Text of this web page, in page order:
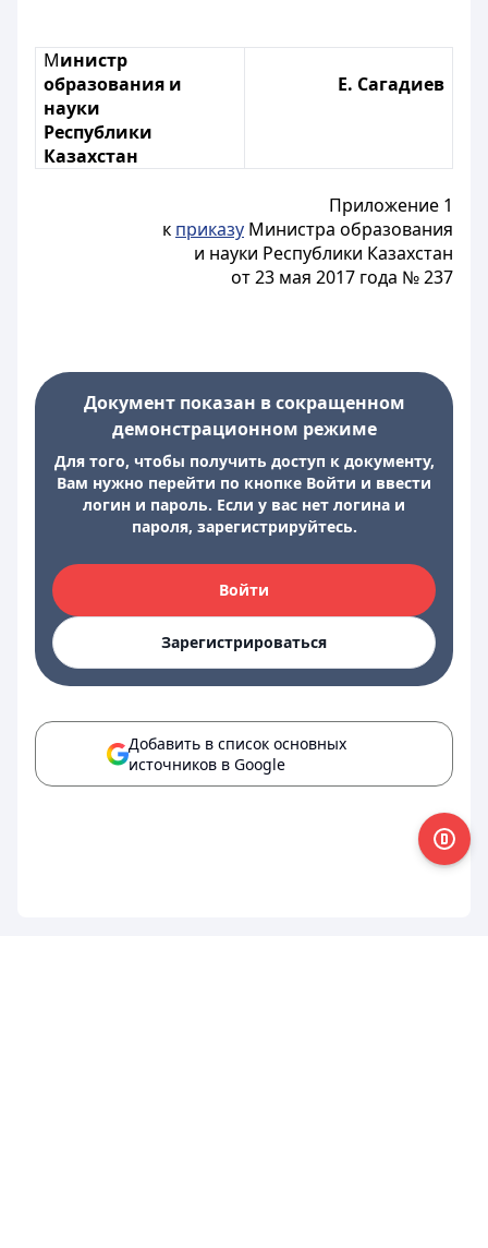
Министр
образования и
науки
Республики
Казахстан
Е. Сагадиев
Приложение 1
к приказу Министра образования
и науки Республики Казахстан
от 23 мая 2017 года № 237
Документ показан в сокращенном
демонстрационном режиме
Для того, чтобы получить доступ к документу,
Вам нужно перейти по кнопке Войти и ввести
логин и пароль. Если у вас нет логина и
пароля, зарегистрируйтесь.
Войти
Зарегистрироваться
Добавить в список основных
источников в Google